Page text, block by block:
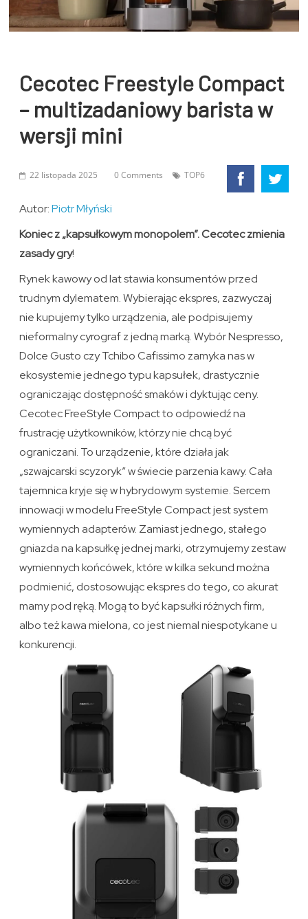
Cecotec Freestyle Compact
– multizadaniowy barista w
wersji mini
22 listopada 2025 0 Comments TOP6
Autor:Piotr Młyński
Koniec z „kapsułkowym monopolem”. Cecotec zmienia
zasady gry!
Rynek kawowy od lat stawia konsumentów przed
trudnym dylematem. Wybierając ekspres, zazwyczaj
nie kupujemy tylko urządzenia, ale podpisujemy
nieformalny cyrograf z jedną marką. Wybór Nespresso,
Dolce Gusto czy Tchibo Cafissimo zamyka nas w
ekosystemie jednego typu kapsułek, drastycznie
ograniczając dostępność smaków i dyktując ceny.
Cecotec FreeStyle Compact to odpowiedź na
frustrację użytkowników, którzy nie chcą być
ograniczani. To urządzenie, które działa jak
„szwajcarski scyzoryk” w świecie parzenia kawy. Cała
tajemnica kryje się w hybrydowym systemie. Sercem
innowacji w modelu FreeStyle Compact jest system
wymiennych adapterów. Zamiast jednego, stałego
gniazda na kapsułkę jednej marki, otrzymujemy zestaw
wymiennych końcówek, które w kilka sekund można
podmienić, dostosowując ekspres do tego, co akurat
mamy pod ręką. Mogą to być kapsułki różnych firm,
albo też kawa mielona, co jest niemal niespotykane u
konkurencji.